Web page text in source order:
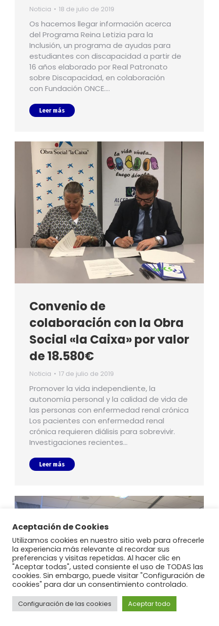
Noticia 18 de julio de 2019
Os hacemos llegar información acerca
del Programa Reina Letizia para la
Inclusión, un programa de ayudas para
estudiantes con discapacidad a partir de
16 años elaborado por Real Patronato
sobre Discapacidad, en colaboración
con Fundación ONCE.…
Leer más
Convenio de
colaboración con la Obra
Social «la Caixa» por valor
de 18.580€
Noticia 17 de julio de 2019
Promover la vida independiente, la
autonomía personal y la calidad de vida de
las personas con enfermedad renal crónica
Los pacientes con enfermedad renal
crónica requieren diálisis para sobrevivir.
Investigaciones recientes…
Leer más
Aceptación de Cookies
Utilizamos cookies en nuestro sitio web para ofrecerle
la experiencia más relevante al recordar sus
preferencias y visitas repetidas. Al hacer clic en
"Aceptar todas", usted consiente el uso de TODAS las
cookies. Sin embargo, puede visitar "Configuración de
cookies" para dar un consentimiento controlado.
Configuración de las cookies Aceptar todo